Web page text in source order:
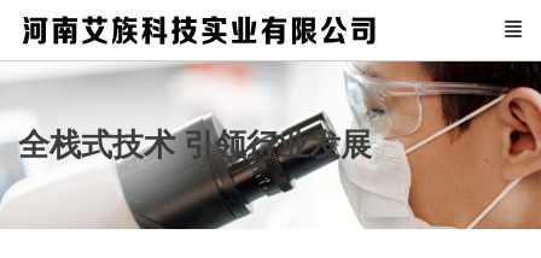
全栈式技术 引领行业发展